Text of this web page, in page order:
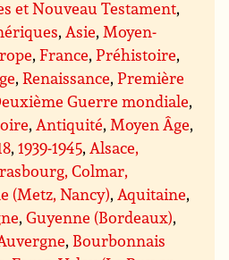
et Nouveau Testament,
, Asie, Moyen-
,France,Préhistoire,
,Renaissance,Première
Guerre mondiale,
, Antiquité, Moyen Âge,
,1939-1945, Alsace,
Colmar,
(Metz, Nancy), Aquitaine,
,Guyenne (Bordeaux),
, Bourbonnais